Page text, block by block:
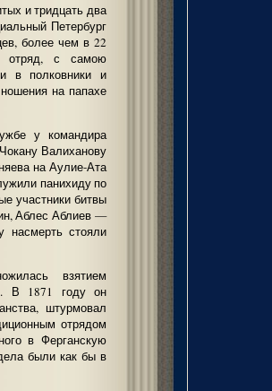
и тридцать два
Петербург
более чем в 22
отряд, с самою
в полковники и
на папахе
у командира
Валиханову
на Аулие-Ата
панихиду по
участники битвы
Аблес Аблиев —
насмерть стояли
взятием
В 1871 году он
штурмовал
отрядом
в Ферганскую
были как бы в